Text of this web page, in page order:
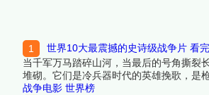
世界10大最震撼的史诗级战争片 看
当千军万马踏碎山河，当最后的号角撕裂
堆砌。它们是冷兵器时代的英雄挽歌，是
头令人窒息的26分钟炼狱，这些经典让“
战争电影 世界榜